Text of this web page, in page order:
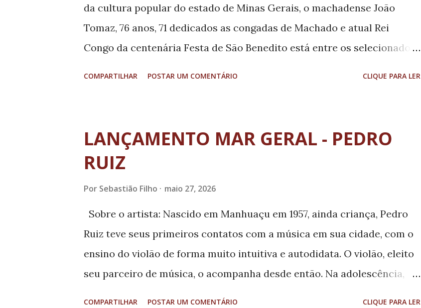
contato ...
da cultura popular do estado de Minas Gerais, o machadense João
Tomaz, 76 anos, 71 dedicados as congadas de Machado e atual Rei
Congo da centenária Festa de São Benedito está entre os selecionados
congadas e na coordenação dos cortejos realizados durante as
festividades tradicionais, especialmente nas celebrações dedicadas a
São Benedito e aos santos protetores da cultura do congado. Entre as
dos grupos, acompanhamento das apresentações, coordenação dos
sejam preservados e transmitidos corretamente. Com o conga...
COMPARTILHAR POSTAR UM COMENTÁRIO CLIQUE PARA LER
LANÇAMENTO MAR GERAL - PEDRO
RUIZ
Por Sebastião Filho maio 27, 2026
Sobre o artista: Nascido em Manhuaçu em 1957, ainda criança, Pedro
Ruiz teve seus primeiros contatos com a música em sua cidade, com o
ensino do violão de forma muito intuitiva e autodidata. O violão, eleito
seu parceiro de música, o acompanha desde então. Na adolescência,
COMPARTILHAR POSTAR UM COMENTÁRIO CLIQUE PARA LER